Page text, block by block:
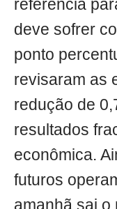
referência
deve sofrer
ponto
revisaram as
redução de
resultados
econômica.
futuros
amanhã sai o